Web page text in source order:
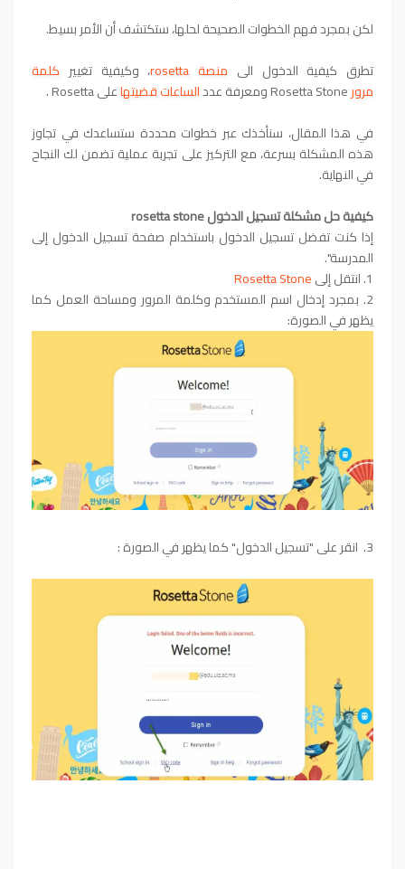
لكن بمجرد فهم الخطوات الصحيحة لحلها، ستكتشف أن الأمر بسيط.
تطرق كيفية الدخول الى منصة rosetta ، وكيفية تغيير كلمة
مرور
ومعرفة عددالساعات قضيتهاعلىRosetta .
في هذا المقال، سنأخذك عبر خطوات محددة ستساعدك في تجاوز
هذه المشكلة بسرعة، مع التركيز على تجربة عملية تضمن لك النجاح
في النهاية.
كيفية حل مشكلة تسجيل الدخول rosetta stone
إذا كنت تفضل تسجيل الدخول باستخدام صفحة تسجيل الدخول إلى
المدرسة".
1. انتقل إلى
Rosetta Stone
2. بمجرد إدخال اسم المستخدم وكلمة المرور ومساحة العمل كما
يظهر في الصورة:
3. انقر على "تسجيل الدخول"كما يظهر في الصورة: